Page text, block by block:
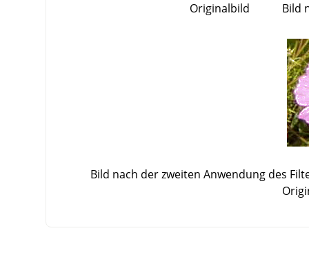
Originalbild Bild
Bild nach der zweiten Anwendung des